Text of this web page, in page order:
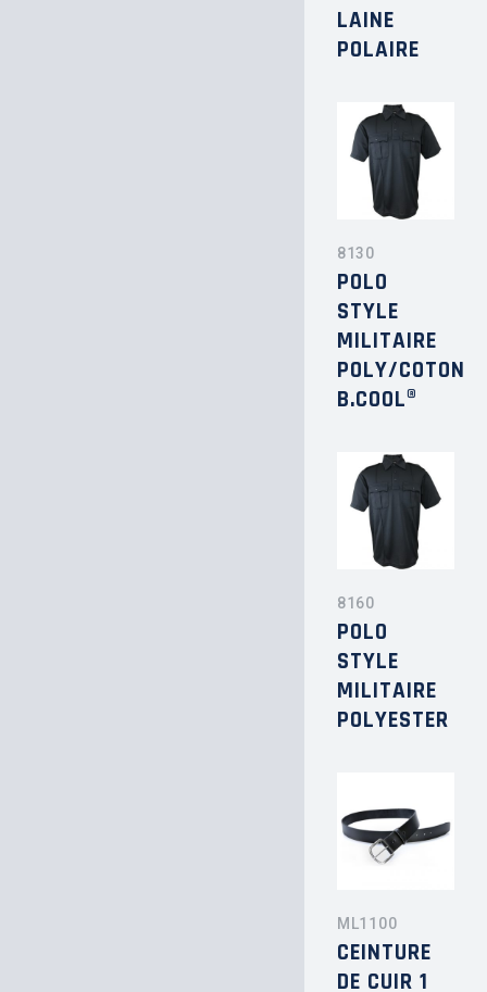
LAINE
POLAIRE
8130
POLO
STYLE
MILITAIRE
POLY/COTON
B.COOL®
8160
POLO
STYLE
MILITAIRE
POLYESTER
ML1100
CEINTURE
DE CUIR 1